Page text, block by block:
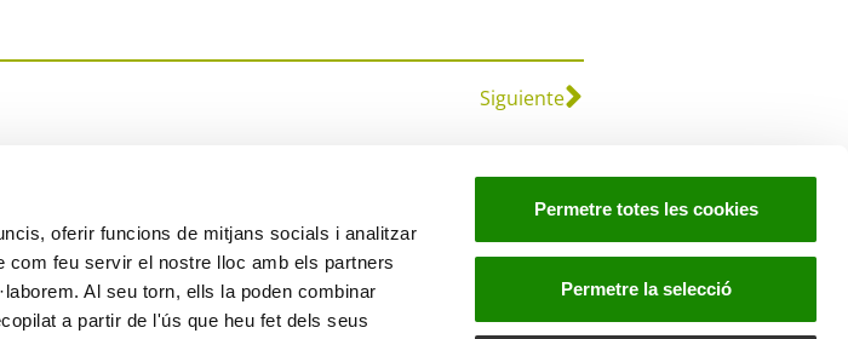
oferir funcions de mitjans socials i analitzar
feu servir el nostre lloc amb els partners
Al seu torn, ells la poden combinar
a partir de l'ús que heu fet dels seus
Permetre totes les cookies
Permetre la selecció
Siguiente